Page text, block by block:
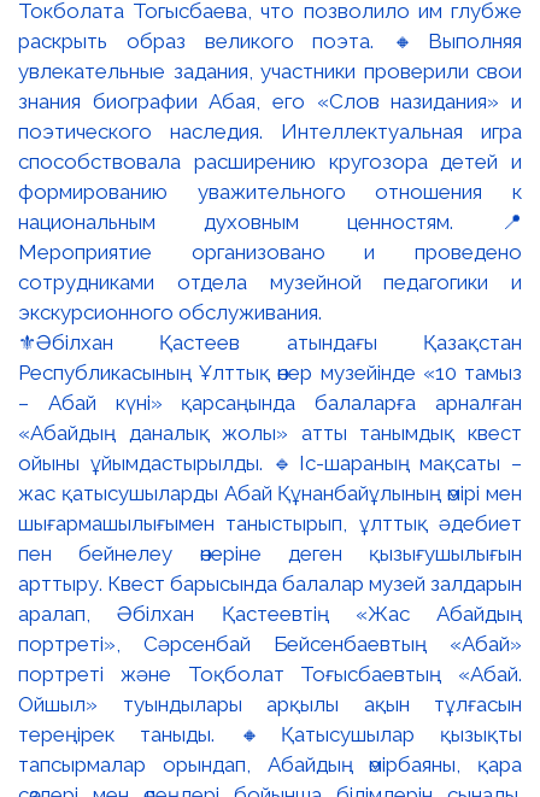
⚜️Әбілхан Қастеев атындағы Қазақстан
Республикасының Ұлттық өнер музейінде «10 тамыз
– Абай күні» қарсаңында балаларға арналған
«Абайдың даналық жолы» атты танымдық квест
ойыны ұйымдастырылды. 🔹Іс-шараның мақсаты –
жас қатысушыларды Абай Құнанбайұлының өмірі мен
шығармашылығымен таныстырып, ұлттық әдебиет
пен бейнелеу өнеріне деген қызығушылығын
арттыру. Квест барысында балалар музей залдарын
аралап, Әбілхан Қастеевтің «Жас Абайдың
портреті», Сәрсенбай Бейсенбаевтың «Абай»
портреті және Тоқболат Тоғысбаевтың «Абай.
Ойшыл» туындылары арқылы ақын тұлғасын
тереңірек таныды. 🔸Қатысушылар қызықты
тапсырмалар орындап, Абайдың өмірбаяны, қара